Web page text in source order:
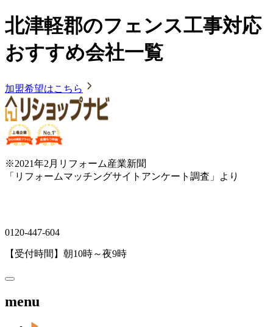
北津軽郡のフェンス工事対応
おすすめ会社一覧
加盟希望はこちら
※2021年2月リフォーム産業新聞
「リフォームマッチングサイトアンケート調査」より
0120-447-604
【受付時間】朝10時～夜9時
menu